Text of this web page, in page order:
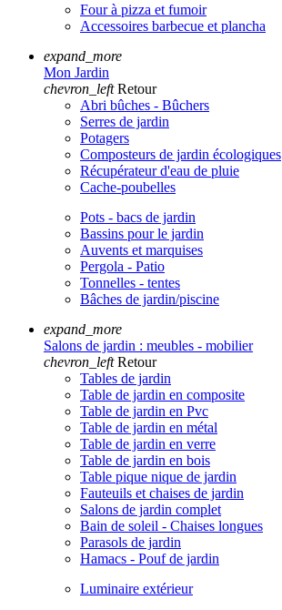
Four à pizza et fumoir
Accessoires barbecue et plancha
expand_more
Mon Jardin
chevron_left Retour
Abri bûches - Bûchers
Serres de jardin
Potagers
Composteurs de jardin écologiques
Récupérateur d'eau de pluie
Cache-poubelles
Pots - bacs de jardin
Bassins pour le jardin
Auvents et marquises
Pergola - Patio
Tonnelles - tentes
Bâches de jardin/piscine
expand_more
Salons de jardin : meubles - mobilier
chevron_left Retour
Tables de jardin
Table de jardin en composite
Table de jardin en Pvc
Table de jardin en métal
Table de jardin en verre
Table de jardin en bois
Table pique nique de jardin
Fauteuils et chaises de jardin
Salons de jardin complet
Bain de soleil - Chaises longues
Parasols de jardin
Hamacs - Pouf de jardin
Luminaire extérieur